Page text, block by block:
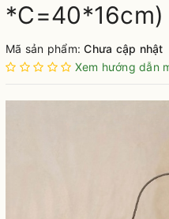
*C=40*16cm)
Mã sản phẩm:Chưa cập nhật
Xem hướng dẫn